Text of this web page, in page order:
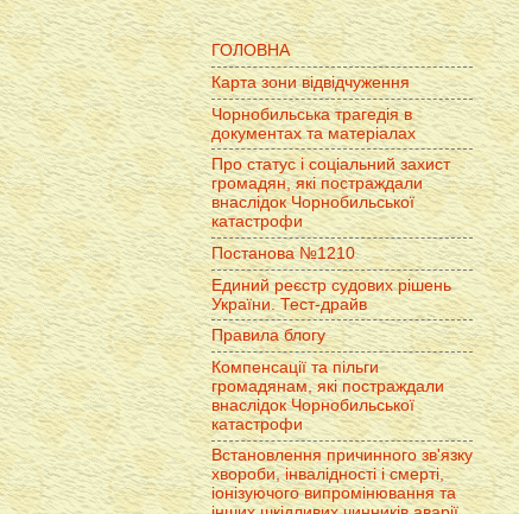
ГОЛОВНА
Карта зони відвідчуження
Чорнобильська трагедія в
документах та матеріалах
Про статус і соціальний захист
громадян, які постраждали
внаслідок Чорнобильської
катастрофи
Постанова №1210
Единий реєстр судових рішень
України. Тест-драйв
Правила блогу
Компенсації та пільги
громадянам, які постраждали
внаслідок Чорнобильської
катастрофи
Встановлення причинного зв'язку
хвороби, інвалідності і смерті,
іонізуючого випромінювання та